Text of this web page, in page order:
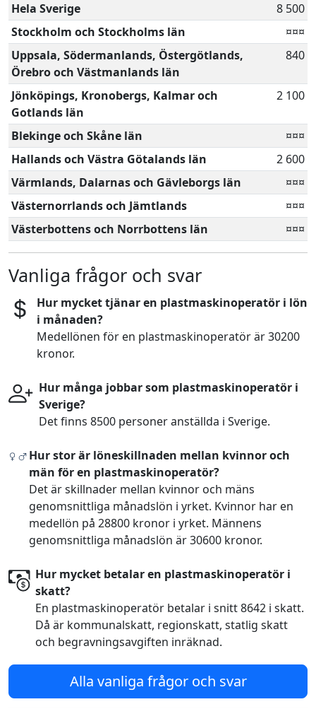
Hela Sverige
8 500
Stockholm och Stockholms län
¤¤¤
Uppsala, Södermanlands, Östergötlands,
Örebro och Västmanlands län
840
Jönköpings, Kronobergs, Kalmar och
Gotlands län
2 100
Blekinge och Skåne län
¤¤¤
Hallands och Västra Götalands län
2 600
Värmlands, Dalarnas och Gävleborgs län
¤¤¤
Västernorrlands och Jämtlands
¤¤¤
Västerbottens och Norrbottens län
¤¤¤
Vanliga frågor och svar
Hur mycket tjänar en plastmaskinoperatör i lön
i månaden?
Medellönen för en plastmaskinoperatör är 30200
kronor.
Hur många jobbar som plastmaskinoperatör i
Sverige?
Det finns 8500 personer anställda i Sverige.
Hur stor är löneskillnaden mellan kvinnor och
män för en plastmaskinoperatör?
Det är skillnader mellan kvinnor och mäns
genomsnittliga månadslön i yrket. Kvinnor har en
medellön på 28800 kronor i yrket. Männens
genomsnittliga månadslön är 30600 kronor.
Hur mycket betalar en plastmaskinoperatör i
skatt?
En plastmaskinoperatör betalar i snitt 8642 i skatt.
Då är kommunalskatt, regionskatt, statlig skatt
och begravningsavgiften inräknad.
Alla vanliga frågor och svar